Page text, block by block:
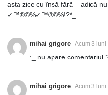
asta zice cu însă fără _ adică
✓™®©%✓™®©%!?*_:
mihai grigore Acum 3 luni
:_ nu apare comentariul
mihai grigore Acum 3 luni